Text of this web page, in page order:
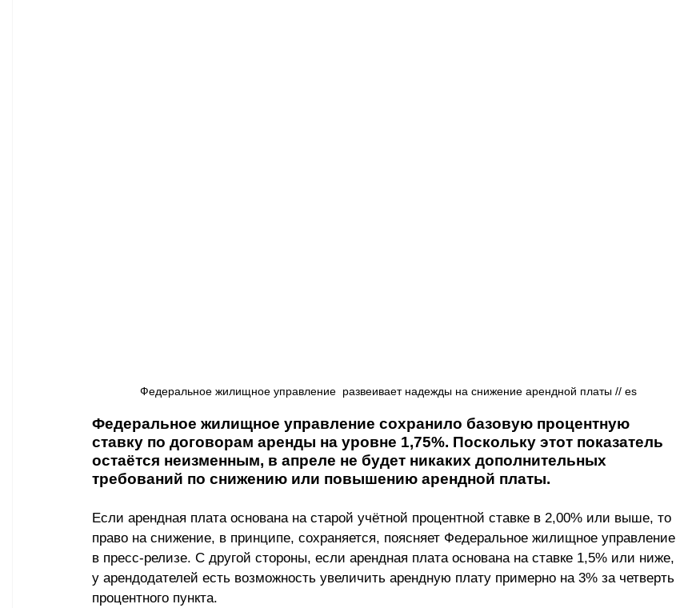
Федеральное жилищное управление  развеивает надежды на снижение арендной платы // es
Федеральное жилищное управление сохранило базовую процентную
ставку по договорам аренды на уровне 1,75%. Поскольку этот показатель
остаётся неизменным, в апреле не будет никаких дополнительных
требований по снижению или повышению арендной платы.
Если арендная плата основана на старой учётной процентной ставке в 2,00% или выше, то
право на снижение, в принципе, сохраняется, поясняет Федеральное жилищное управление
в пресс-релизе. С другой стороны, если арендная плата основана на ставке 1,5% или ниже,
у арендодателей есть возможность увеличить арендную плату примерно на 3% за четверть
процентного пункта.